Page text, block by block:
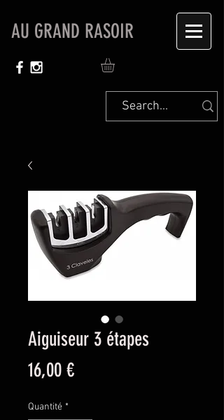
AU GRAND RASOIR
Aiguiseur 3 étapes
16,00 €Prix
Quantité *